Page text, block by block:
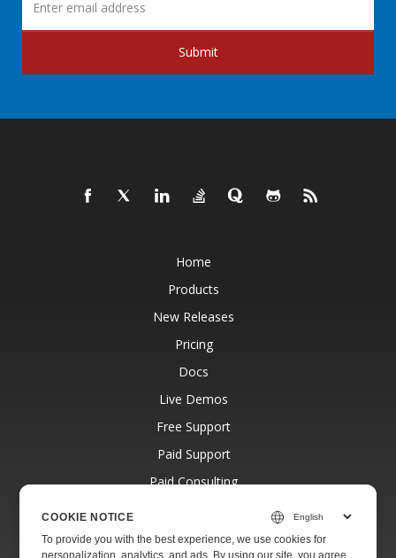
Submit
Home
Products
New Releases
Pricing
Docs
Live Demos
Free Support
Paid Support
Paid Consulting
Websites
COOKIE NOTICE
To provide you with the best experience, we use cookies for
personalization, analytics, and ads. By using our site, you agree